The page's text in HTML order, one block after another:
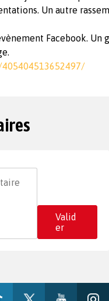
Un autre
Facebook. Un
Valid
er